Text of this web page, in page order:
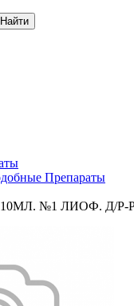
Найти
Препараты
№1 ЛИОФ. Д/Р-